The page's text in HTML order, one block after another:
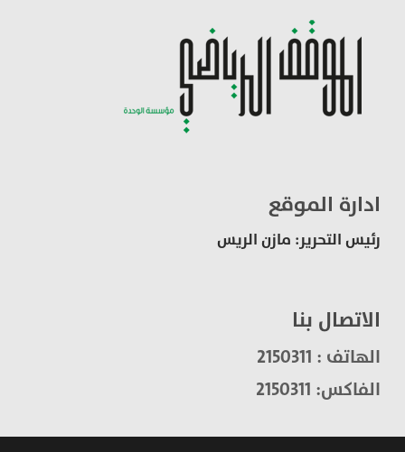
ادارة الموقع
رئيس التحرير: مازن الريس
الاتصال بنا
الهاتف : 2150311
الفاكس: 2150311